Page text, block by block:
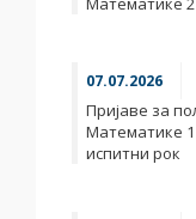
07.07.2026
Пријаве за
Математике 1
испитни рок